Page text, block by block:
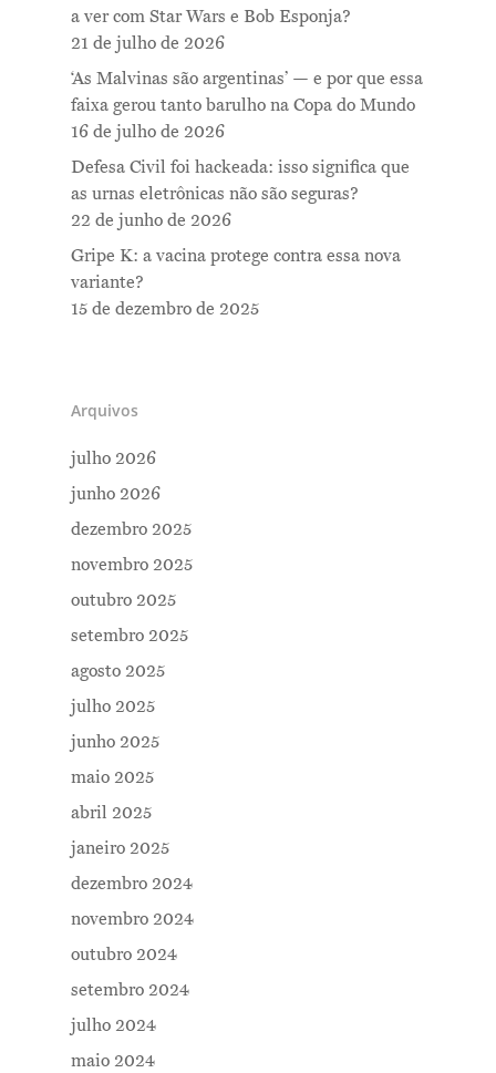
a ver com Star Wars e Bob Esponja?
21 de julho de 2026
‘As Malvinas são argentinas’ — e por que essa
faixa gerou tanto barulho na Copa do Mundo
16 de julho de 2026
Defesa Civil foi hackeada: isso significa que
as urnas eletrônicas não são seguras?
22 de junho de 2026
Gripe K: a vacina protege contra essa nova
variante?
15 de dezembro de 2025
Arquivos
julho 2026
junho 2026
dezembro 2025
novembro 2025
outubro 2025
setembro 2025
agosto 2025
julho 2025
junho 2025
maio 2025
abril 2025
janeiro 2025
dezembro 2024
novembro 2024
outubro 2024
setembro 2024
julho 2024
maio 2024